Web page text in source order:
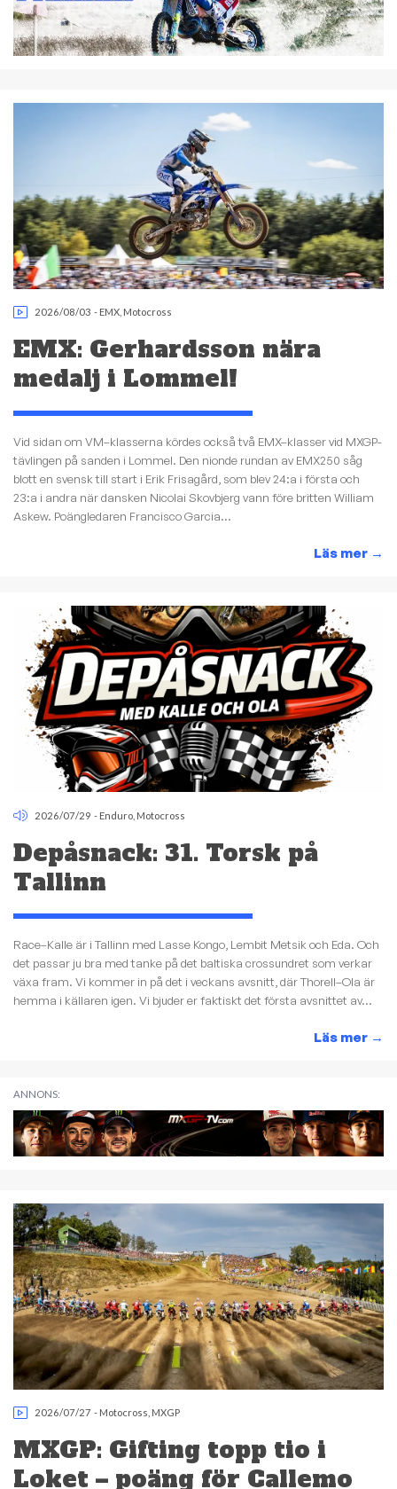
2026/08/03 - EMX Motocross
EMX: Gerhardsson nära
medalj i Lommel!
Vid sidan om VM–klasserna kördes också två EMX–klasser vid MXGP-
tävlingen på sanden i Lommel. Den nionde rundan av EMX250 såg
blott en svensk till start i Erik Frisagård, som blev 24:a i första och
23:a i andra när dansken Nicolai Skovbjerg vann före britten William
Askew. Poängledaren Francisco Garcia...
Läs mer →
2026/07/29 - Enduro Motocross
Depåsnack: 31. Torsk på
Tallinn
Race–Kalle är i Tallinn med Lasse Kongo, Lembit Metsik och Eda. Och
det passar ju bra med tanke på det baltiska crossundret som verkar
växa fram. Vi kommer in på det i veckans avsnitt, där Thorell–Ola är
hemma i källaren igen. Vi bjuder er faktiskt det första avsnittet av...
Läs mer →
ANNONS:
2026/07/27 - Motocross MXGP
MXGP: Gifting topp tio i
Loket – poäng för Callemo